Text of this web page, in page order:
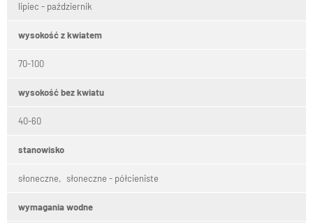
lipiec - październik
wysokość z kwiatem
70-100
wysokość bez kwiatu
40-60
stanowisko
słoneczne słoneczne - półcieniste
wymagania wodne